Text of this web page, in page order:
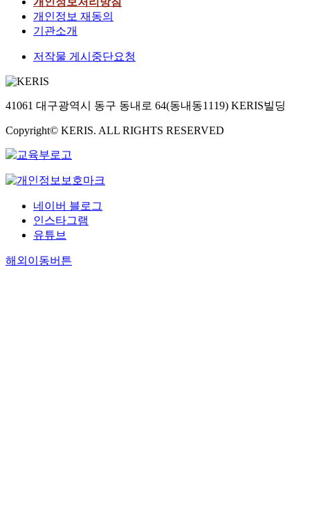
개인정보 재동의
기관소개
저작물 게시중단요청
41061 대구광역시 동구 동내로 64(동내동1119) KERIS빌딩
Copyright© KERIS. ALL RIGHTS RESERVED
네이버 블로그
인스타그램
유튜브
해외이동버튼